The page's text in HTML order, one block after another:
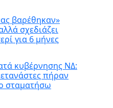
βαρέθηκαν»
σχεδιάζει
για 6 μήνες
κυβέρνησης ΝΔ:
πήραν
σταματήσω